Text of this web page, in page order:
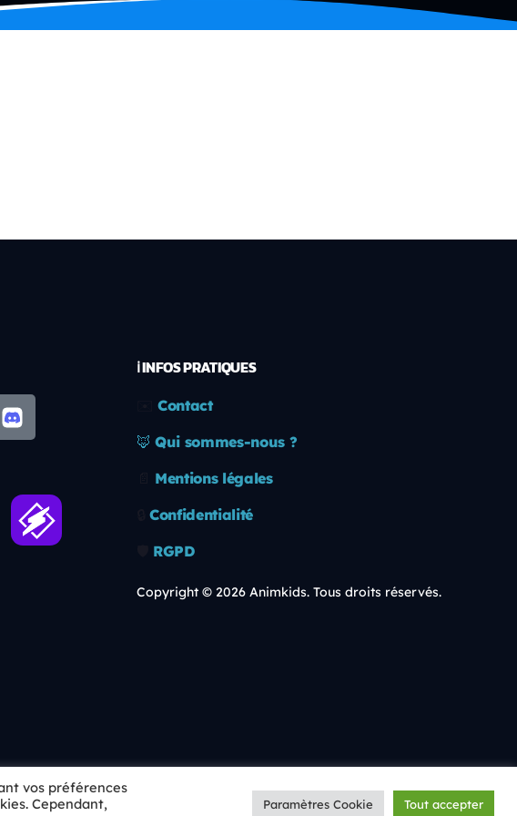
ℹ️ INFOS PRATIQUES
Contact
🦊 Qui sommes-nous ?
Mentions légales
Confidentialité
RGPD
Copyright © 2026 Animkids. Tous droits réservés.
vos préférences
Cependant,
Paramètres Cookie Tout accepter